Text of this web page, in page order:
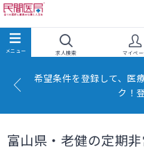
求人検索 マイペー
希望条件を登録して、医
ク！
富山県・老健の定期